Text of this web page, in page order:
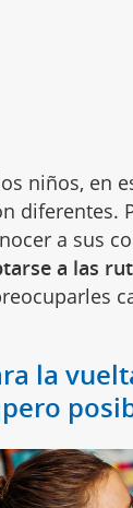
niños, en
diferentes.
a sus
a las
la